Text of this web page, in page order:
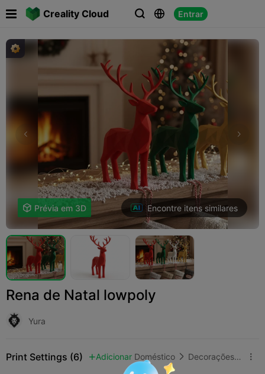
Creality Cloud   Entrar
 
 Prévia em 3D Encontre itens similares
Rena de Natal lowpoly
Yura
Print Settings (6)  Adicionar Doméstico  Decorações e Ornamentos para Casa 